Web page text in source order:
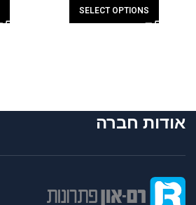
SELECT OPTIONS
אודות חברה